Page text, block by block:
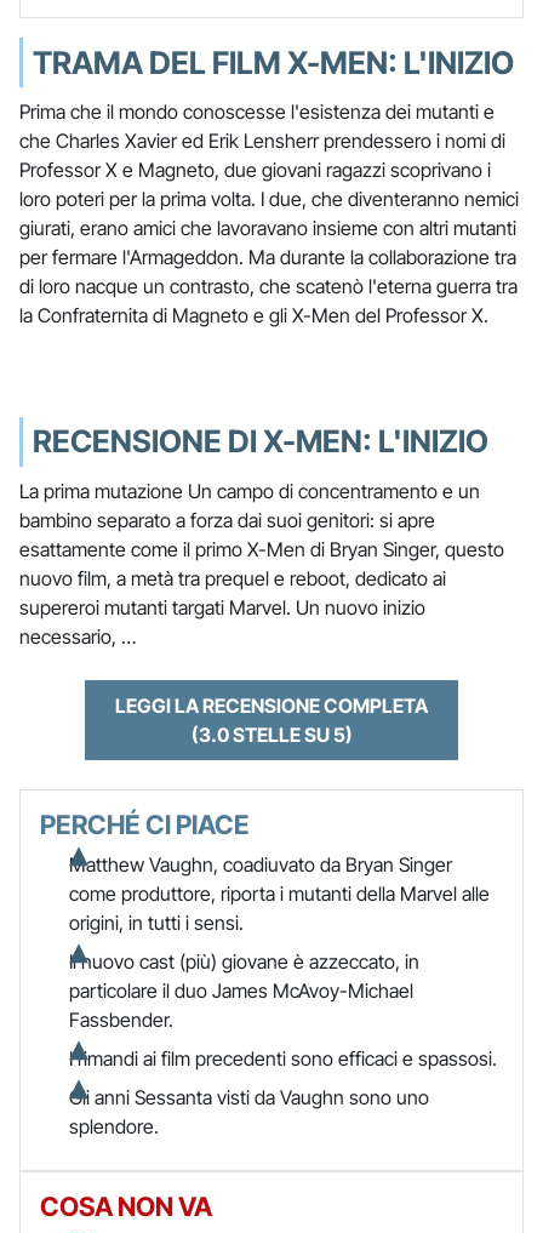
TRAMA DEL FILM X-MEN: L'INIZIO
Prima che il mondo conoscesse l'esistenza dei mutanti e
che Charles Xavier ed Erik Lensherr prendessero i nomi di
Professor X e Magneto, due giovani ragazzi scoprivano i
loro poteri per la prima volta. I due, che diventeranno nemici
giurati, erano amici che lavoravano insieme con altri mutanti
per fermare l'Armageddon. Ma durante la collaborazione tra
di loro nacque un contrasto, che scatenò l'eterna guerra tra
la Confraternita di Magneto e gli X-Men del Professor X.
RECENSIONE DI X-MEN: L'INIZIO
La prima mutazione Un campo di concentramento e un
bambino separato a forza dai suoi genitori: si apre
esattamente come il primo X-Men di Bryan Singer, questo
nuovo film, a metà tra prequel e reboot, dedicato ai
supereroi mutanti targati Marvel. Un nuovo inizio
necessario, …
LEGGI LA RECENSIONE COMPLETA
(3.0 STELLE SU 5)
PERCHÉ CI PIACE
Matthew Vaughn, coadiuvato da Bryan Singer
come produttore, riporta i mutanti della Marvel alle
origini, in tutti i sensi.
Il nuovo cast (più) giovane è azzeccato, in
particolare il duo James McAvoy-Michael
Fassbender.
I rimandi ai film precedenti sono efficaci e spassosi.
Gli anni Sessanta visti da Vaughn sono uno
splendore.
COSA NON VA